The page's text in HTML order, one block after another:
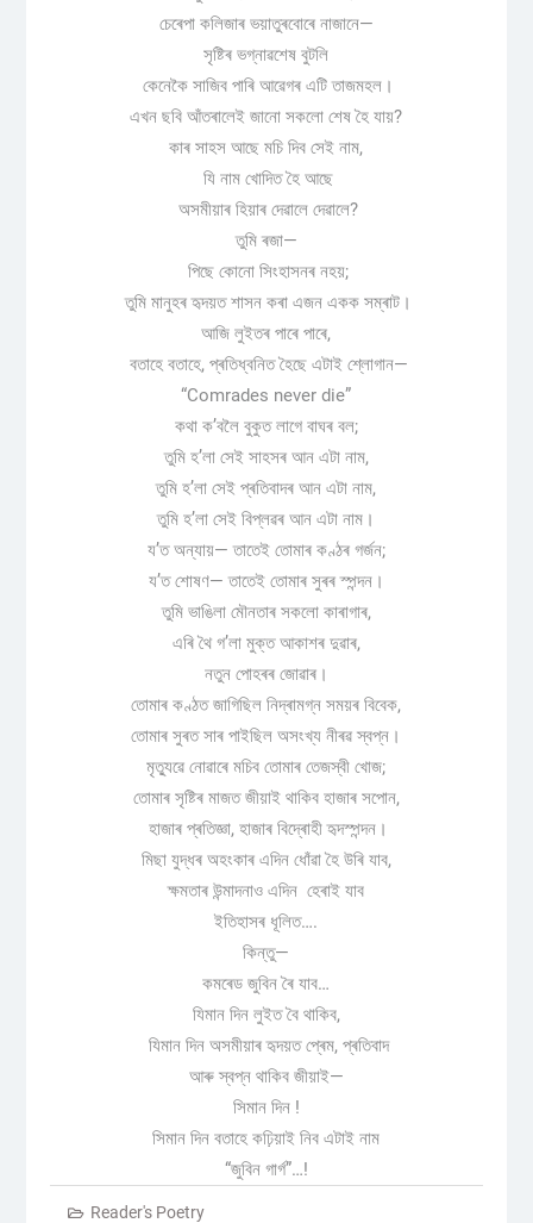
চেৰেপা কলিজাৰ ভয়াতুৰবোৰে নাজানে—
সৃষ্টিৰ ভগ্নাৱশেষ বুটলি
কেনেকৈ সাজিব পাৰি আৱেগৰ এটি তাজমহল।
এখন ছবি আঁতৰালেই জানো সকলো শেষ হৈ যায়?
কাৰ সাহস আছে মচি দিব সেই নাম,
যি নাম খোদিত হৈ আছে
অসমীয়াৰ হিয়াৰ দেৱালে দেৱালে?
তুমি ৰজা—
পিছে কোনো সিংহাসনৰ নহয়;
তুমি মানুহৰ হৃদয়ত শাসন কৰা এজন একক সম্ৰাট।
আজি লুইতৰ পাৰে পাৰে,
বতাহে বতাহে, প্ৰতিধ্বনিত হৈছে এটাই শ্লোগান—
“Comrades never die”
কথা ক’বলৈ বুকুত লাগে বাঘৰ বল;
তুমি হ’লা সেই সাহসৰ আন এটা নাম,
তুমি হ’লা সেই প্ৰতিবাদৰ আন এটা নাম,
তুমি হ’লা সেই বিপ্লৱৰ আন এটা নাম।
য’ত অন্যায়— তাতেই তোমাৰ কণ্ঠৰ গৰ্জন;
য’ত শোষণ— তাতেই তোমাৰ সুৰৰ স্পন্দন।
তুমি ভাঙিলা মৌনতাৰ সকলো কাৰাগাৰ,
এৰি থৈ গ’লা মুক্ত আকাশৰ দুৱাৰ,
নতুন পোহৰৰ জোৱাৰ।
তোমাৰ কণ্ঠত জাগিছিল নিদ্ৰামগ্ন সময়ৰ বিবেক,
তোমাৰ সুৰত সাৰ পাইছিল অসংখ্য নীৰৱ স্বপ্ন।
মৃত্যুৱে নোৱাৰে মচিব তোমাৰ তেজস্বী খোজ;
তোমাৰ সৃষ্টিৰ মাজত জীয়াই থাকিব হাজাৰ সপোন,
হাজাৰ প্ৰতিজ্ঞা, হাজাৰ বিদ্ৰোহী হৃদস্পন্দন।
মিছা যুদ্ধৰ অহংকাৰ এদিন ধোঁৱা হৈ উৰি যাব,
ক্ষমতাৰ উন্মাদনাও এদিন হেৰাই যাব
ইতিহাসৰ ধূলিত….
কিন্তু—
কমৰেড জুবিন ৰৈ যাব…
যিমান দিন লুইত বৈ থাকিব,
যিমান দিন অসমীয়াৰ হৃদয়ত প্ৰেম, প্ৰতিবাদ
আৰু স্বপ্ন থাকিব জীয়াই—
সিমান দিন !
সিমান দিন বতাহে কঢ়িয়াই নিব এটাই নাম
“জুবিন গাৰ্গ”…!
Reader's Poetry